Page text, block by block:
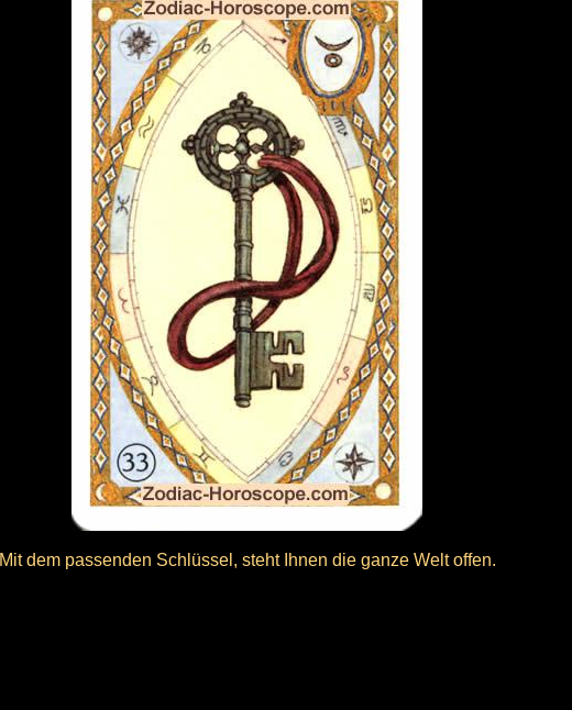
Mit dem passenden Schlüssel, steht Ihnen die ganze Welt offen.